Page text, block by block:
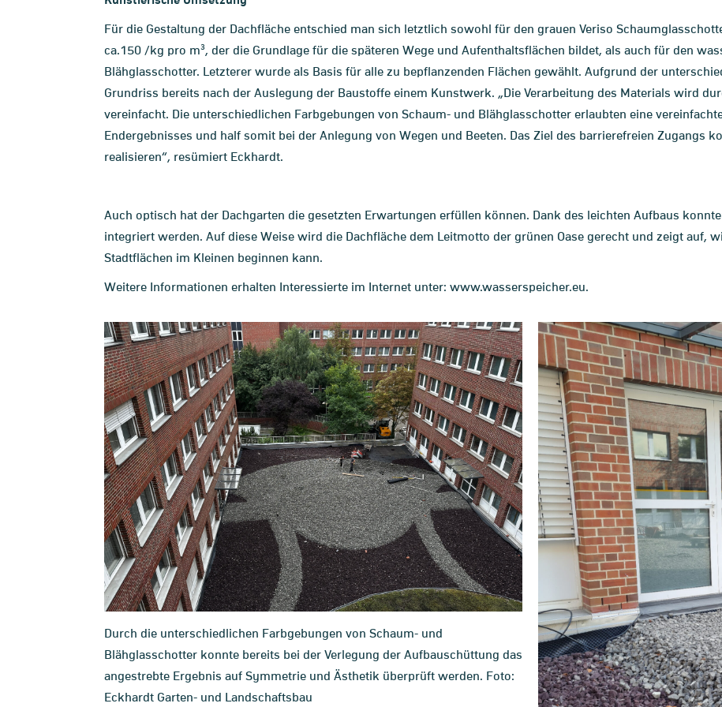
Für die Gestaltung der Dachfläche entschied man sich letztlich sowohl für den grauen Veriso
ca.150 /kg pro m³, der die Grundlage für die späteren Wege und Aufenthaltsflächen bildet, als auch für den
Blähglasschotter. Letzterer wurde als Basis für alle zu bepflanzenden Flächen gewählt. Aufgrund der
Grundriss bereits nach der Auslegung der Baustoffe einem Kunstwerk. „Die Verarbeitung des Materials wird
vereinfacht. Die unterschiedlichen Farbgebungen von Schaum- und Blähglasschotter erlaubten eine
Endergebnisses und half somit bei der Anlegung von Wegen und Beeten. Das Ziel des barrierefreien Zugangs
realisieren“, resümiert Eckhardt.
Auch optisch hat der Dachgarten die gesetzten Erwartungen erfüllen können. Dank des leichten Aufbaus
integriert werden. Auf diese Weise wird die Dachfläche dem Leitmotto der grünen Oase gerecht und zeigt auf,
Stadtflächen im Kleinen beginnen kann.
Weitere Informationen erhalten Interessierte im Internet unter: www.wasserspeicher.eu.
Durch die unterschiedlichen Farbgebungen von Schaum- und
Blähglasschotter konnte bereits bei der Verlegung der Aufbauschüttung das
angestrebte Ergebnis auf Symmetrie und Ästhetik überprüft werden. Foto:
Eckhardt Garten- und Landschaftsbau